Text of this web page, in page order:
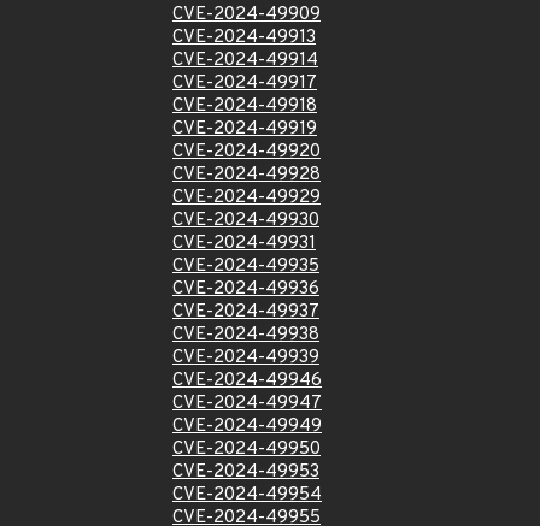
CVE-2024-49909
CVE-2024-49913
CVE-2024-49914
CVE-2024-49917
CVE-2024-49918
CVE-2024-49919
CVE-2024-49920
CVE-2024-49928
CVE-2024-49929
CVE-2024-49930
CVE-2024-49931
CVE-2024-49935
CVE-2024-49936
CVE-2024-49937
CVE-2024-49938
CVE-2024-49939
CVE-2024-49946
CVE-2024-49947
CVE-2024-49949
CVE-2024-49950
CVE-2024-49953
CVE-2024-49954
CVE-2024-49955